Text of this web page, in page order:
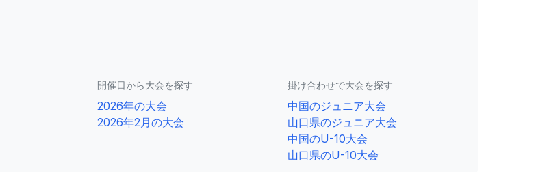
開催日から大会を探す
2026年の大会
2026年2月の大会
掛け合わせで大会を探す
中国のジュニア大会
山口県のジュニア大会
中国のU-10大会
山口県のU-10大会